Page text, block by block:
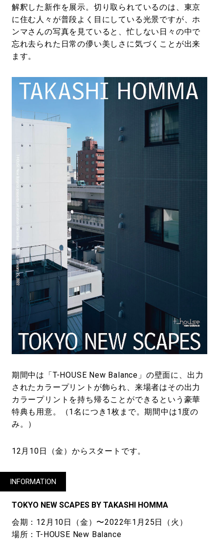
解釈した新作を展示。切り取られているのは、東京
に住む人々が普段よく目にしている光景ですが、ホ
ンマさんの写真を見ていると、忙しない日々の中で
忘れ去られた日常の儚い美しさに気づくことが出来
ます。
期間中は「T-HOUSE New Balance」の壁面に、出力
されたカラープリントが飾られ、来場者はその出力
カラープリントを持ち帰ることができるという豪華
特典も用意。（1名につき1枚まで。期間中は1度の
み。）
12月10日（金）からスタートです。
INFORMATION
TOKYO NEW SCAPES BY TAKASHI HOMMA
会期：12月10日（金）〜2022年1月25日（火）
場所：T-HOUSE New Balance